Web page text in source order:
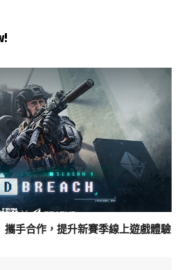
攜手合作，提升新賽季線上遊戲體驗